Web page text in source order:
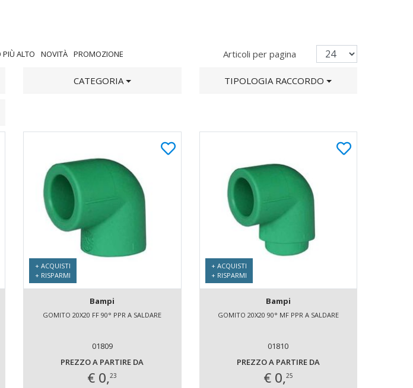
PIÙ ALTO NOVITÀ PROMOZIONE Articoli per pagina
CATEGORIA TIPOLOGIA RACCORDO
+ ACQUISTI
+ RISPARMI
Bampi
GOMITO 20X20 FF 90° PPR A SALDARE
01809
PREZZO A PARTIRE DA
€ 0,23
+ ACQUISTI
+ RISPARMI
Bampi
GOMITO 20X20 90° MF PPR A SALDARE
01810
PREZZO A PARTIRE DA
€ 0,25